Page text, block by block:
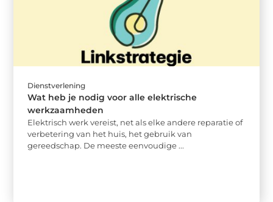
Dienstverlening
Wat heb je nodig voor alle elektrische
werkzaamheden
Elektrisch werk vereist, net als elke andere reparatie of
verbetering van het huis, het gebruik van
gereedschap. De meeste eenvoudige ...